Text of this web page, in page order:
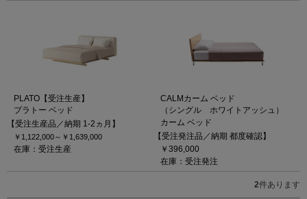
PLATO【受注生産】
プラトー ベッド
【受注生産品／納期 1-2ヵ月】
￥1,122,000～ ￥1,639,000
在庫：受注生産
CALMカーム ベッド
（シングル ホワイトアッシュ）
カーム ベッド
【受注発注品／納期 都度確認】
￥396,000
在庫：受注発注
2件あります